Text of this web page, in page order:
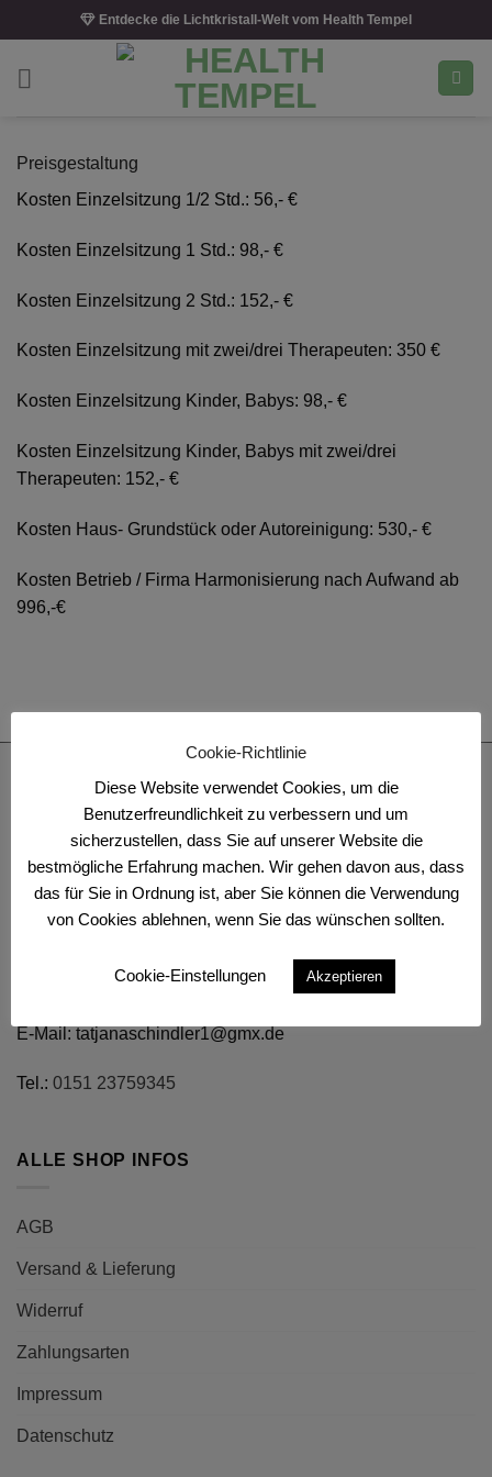
to
content
Entdecke die Lichtkristall-Welt vom Health Tempel
Preisgestaltung
Kosten Einzelsitzung 1/2 Std.: 56,- €
Kosten Einzelsitzung 1 Std.: 98,- €
Kosten Einzelsitzung 2 Std.: 152,- €
Kosten Einzelsitzung mit zwei/drei Therapeuten: 350 €
Kosten Einzelsitzung Kinder, Babys: 98,- €
Kosten Einzelsitzung Kinder, Babys mit zwei/drei
Therapeuten: 152,- €
Kosten Haus- Grundstück oder Autoreinigung: 530,- €
Kosten Betrieb / Firma Harmonisierung nach Aufwand ab
996,-€
KONTAKT
Tatjana Schindler
Engelberstraße 4
45663 Recklinghausen
Du hast Fragen zu deiner Bestellung? Unser
Kundenservice hilft dir gerne weiter:
E-Mail: tatjanaschindler1@gmx.de
Tel.: 0151 23759345
ALLE SHOP INFOS
AGB
Versand & Lieferung
Widerruf
Zahlungsarten
Impressum
Datenschutz
Cookie-Richtlinie
Diese Website verwendet Cookies, um die
Benutzerfreundlichkeit zu verbessern und um
sicherzustellen, dass Sie auf unserer Website die
bestmögliche Erfahrung machen. Wir gehen davon aus, dass
das für Sie in Ordnung ist, aber Sie können die Verwendung
von Cookies ablehnen, wenn Sie das wünschen sollten.
Cookie-Einstellungen Akzeptieren